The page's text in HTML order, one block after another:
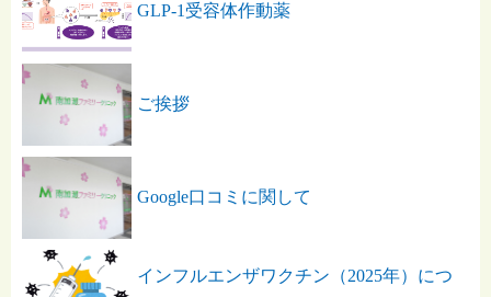
GLP-1受容体作動薬
ご挨拶
Google口コミに関して
インフルエンザワクチン（2025年）につ